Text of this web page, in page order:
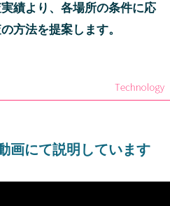
績より、各場所の条件に応
方法を提案します。
画にて説明しています